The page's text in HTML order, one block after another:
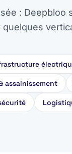
:
assainissement